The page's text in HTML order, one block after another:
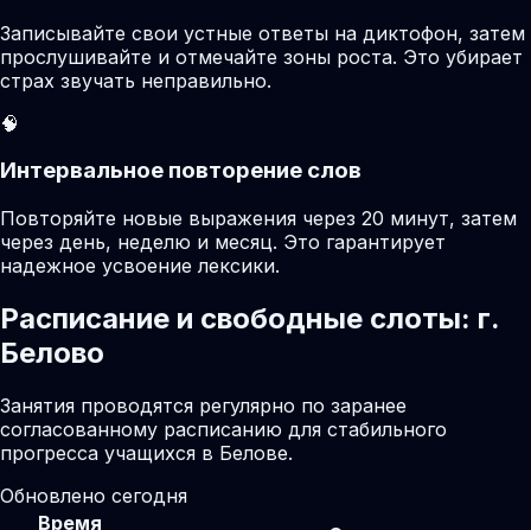
Записывайте свои устные ответы на диктофон, затем
прослушивайте и отмечайте зоны роста. Это убирает
страх звучать неправильно.
🧠
Интервальное повторение слов
Повторяйте новые выражения через 20 минут, затем
через день, неделю и месяц. Это гарантирует
надежное усвоение лексики.
Расписание и свободные слоты: г.
Белово
Занятия проводятся регулярно по заранее
согласованному расписанию для стабильного
прогресса учащихся в Белове.
Обновлено сегодня
Время